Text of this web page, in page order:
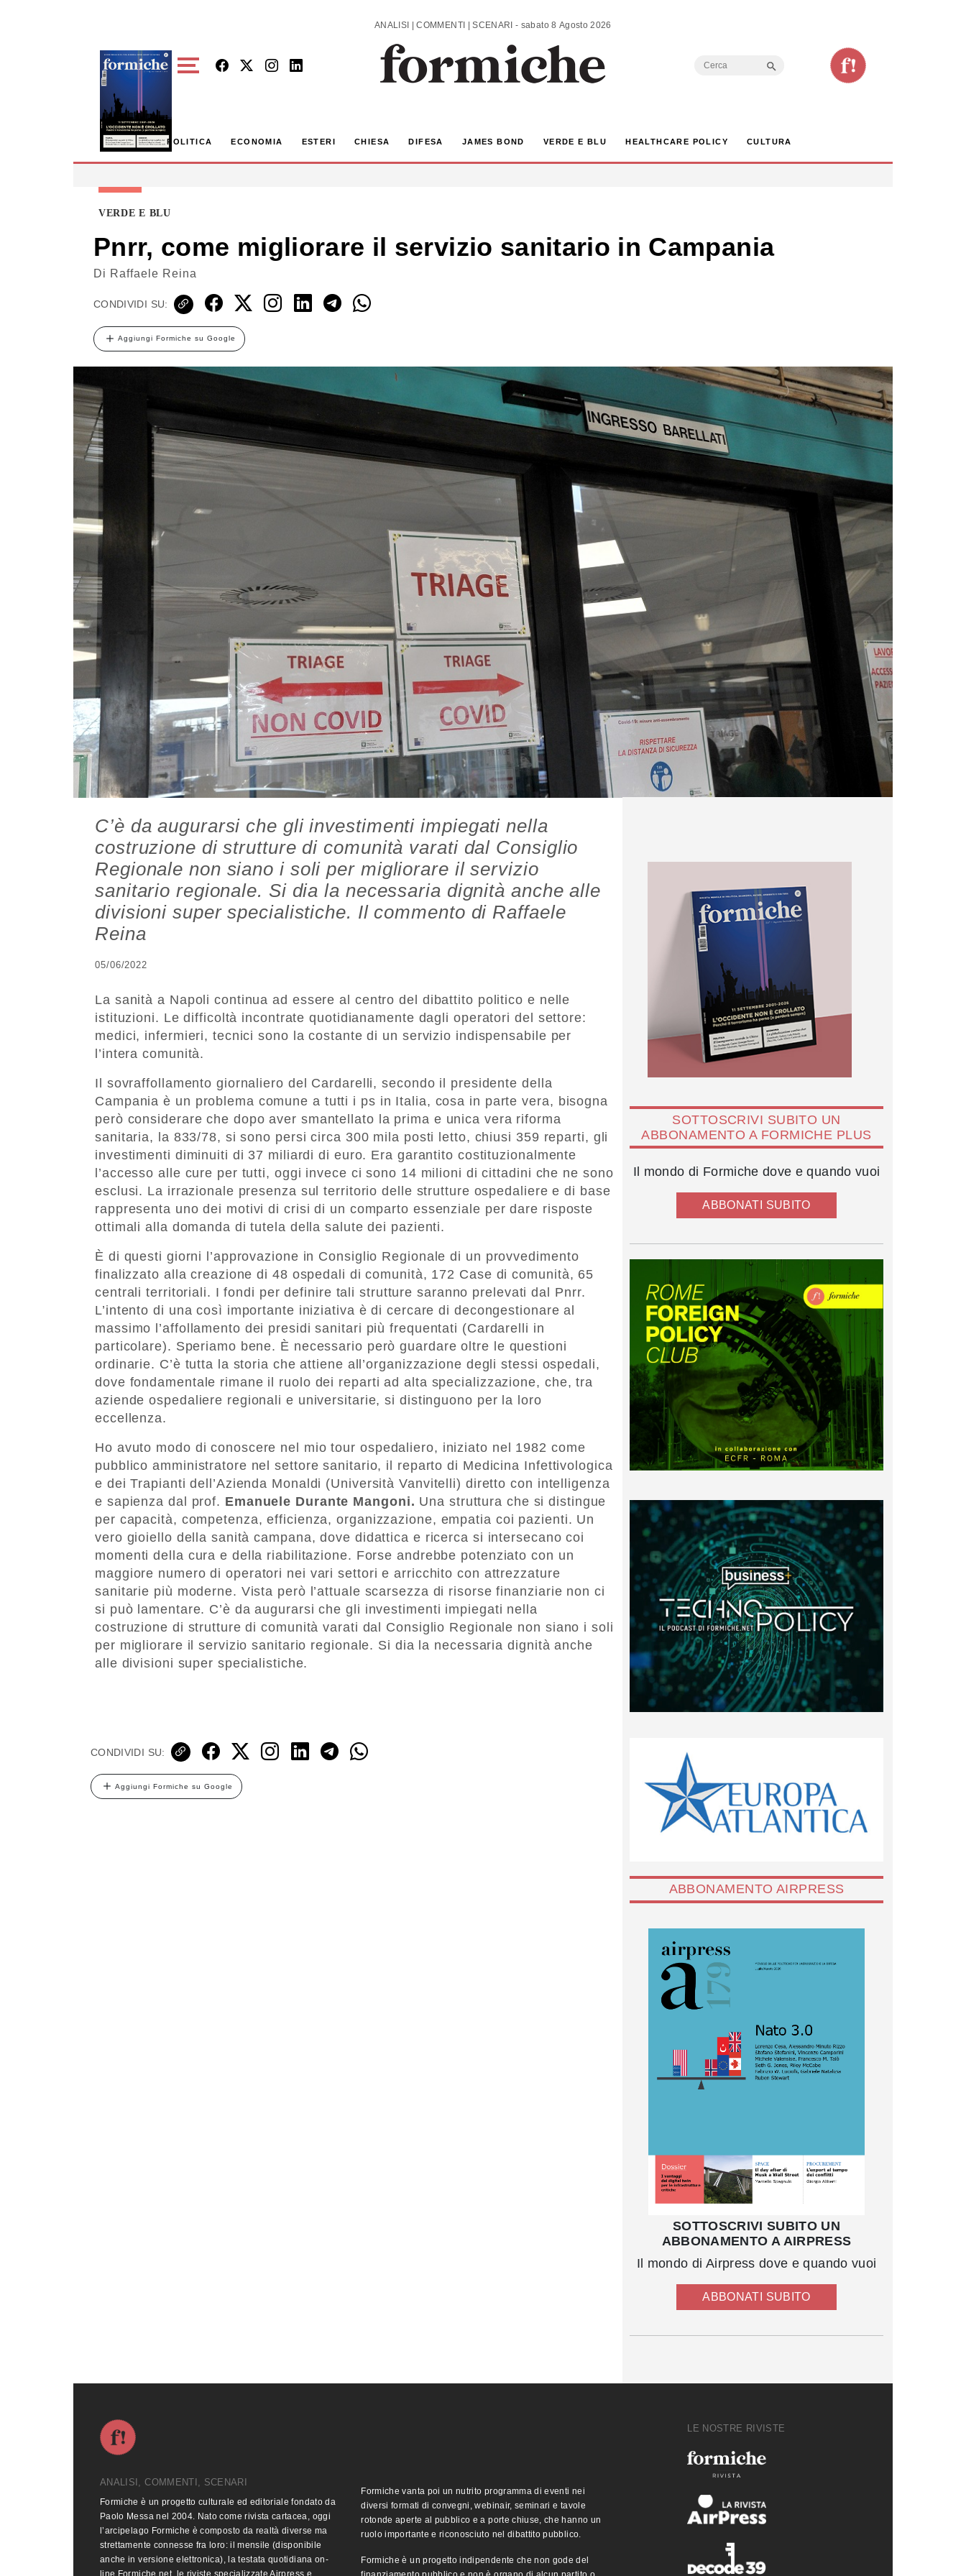
ANALISI | COMMENTI | SCENARI - sabato 8 Agosto 2026
Search
POLITICA ECONOMIA ESTERI CHIESA DIFESA JAMES BOND VERDE E BLU HEALTHCARE POLICY CULTURA
VERDE E BLU
Pnrr, come migliorare il servizio sanitario in Campania
Di Raffaele Reina
CONDIVIDI SU:
Aggiungi Formiche su Google
C’è da augurarsi che gli investimenti impiegati nella
costruzione di strutture di comunità varati dal Consiglio
Regionale non siano i soli per migliorare il servizio
sanitario regionale. Si dia la necessaria dignità anche alle
divisioni super specialistiche. Il commento di Raffaele
Reina
05/06/2022
La sanità a Napoli continua ad essere al centro del dibattito politico e nelle
istituzioni. Le difficoltà incontrate quotidianamente dagli operatori del settore:
medici, infermieri, tecnici sono la costante di un servizio indispensabile per
l’intera comunità.
Il sovraffollamento giornaliero del Cardarelli, secondo il presidente della
Campania è un problema comune a tutti i ps in Italia, cosa in parte vera, bisogna
però considerare che dopo aver smantellato la prima e unica vera riforma
sanitaria, la 833/78, si sono persi circa 300 mila posti letto, chiusi 359 reparti, gli
investimenti diminuiti di 37 miliardi di euro. Era garantito costituzionalmente
l’accesso alle cure per tutti, oggi invece ci sono 14 milioni di cittadini che ne sono
esclusi. La irrazionale presenza sul territorio delle strutture ospedaliere e di base
rappresenta uno dei motivi di crisi di un comparto essenziale per dare risposte
ottimali alla domanda di tutela della salute dei pazienti.
È di questi giorni l’approvazione in Consiglio Regionale di un provvedimento
finalizzato alla creazione di 48 ospedali di comunità, 172 Case di comunità, 65
centrali territoriali. I fondi per definire tali strutture saranno prelevati dal Pnrr.
L’intento di una così importante iniziativa è di cercare di decongestionare al
massimo l’affollamento dei presidi sanitari più frequentati (Cardarelli in
particolare). Speriamo bene. È necessario però guardare oltre le questioni
ordinarie. C’è tutta la storia che attiene all’organizzazione degli stessi ospedali,
dove fondamentale rimane il ruolo dei reparti ad alta specializzazione, che, tra
aziende ospedaliere regionali e universitarie, si distinguono per la loro
eccellenza.
Ho avuto modo di conoscere nel mio tour ospedaliero, iniziato nel 1982 come
pubblico amministratore nel settore sanitario, il reparto di Medicina Infettivologica
e dei Trapianti dell’Azienda Monaldi (Università Vanvitelli) diretto con intelligenza
e sapienza dal prof. Emanuele Durante Mangoni. Una struttura che si distingue
per capacità, competenza, efficienza, organizzazione, empatia coi pazienti. Un
vero gioiello della sanità campana, dove didattica e ricerca si intersecano coi
momenti della cura e della riabilitazione. Forse andrebbe potenziato con un
maggiore numero di operatori nei vari settori e arricchito con attrezzature
sanitarie più moderne. Vista però l’attuale scarsezza di risorse finanziarie non ci
si può lamentare. C’è da augurarsi che gli investimenti impiegati nella
costruzione di strutture di comunità varati dal Consiglio Regionale non siano i soli
per migliorare il servizio sanitario regionale. Si dia la necessaria dignità anche
alle divisioni super specialistiche.
CONDIVIDI SU:
Aggiungi Formiche su Google
SOTTOSCRIVI SUBITO UN
ABBONAMENTO A FORMICHE PLUS
Il mondo di Formiche dove e quando vuoi
ABBONATI SUBITO
ABBONAMENTO AIRPRESS
SOTTOSCRIVI SUBITO UN
ABBONAMENTO A AIRPRESS
Il mondo di Airpress dove e quando vuoi
ABBONATI SUBITO
ANALISI, COMMENTI, SCENARI
Formiche è un progetto culturale ed editoriale fondato da
Paolo Messa nel 2004. Nato come rivista cartacea, oggi
l’arcipelago Formiche è composto da realtà diverse ma
strettamente connesse fra loro: il mensile (disponibile
anche in versione elettronica), la testata quotidiana on-
line Formiche.net, le riviste specializzate Airpress e
Formiche vanta poi un nutrito programma di eventi nei
diversi formati di convegni, webinair, seminari e tavole
rotonde aperte al pubblico e a porte chiuse, che hanno un
ruolo importante e riconosciuto nel dibattito pubblico.
Formiche è un progetto indipendente che non gode del
LE NOSTRE RIVISTE